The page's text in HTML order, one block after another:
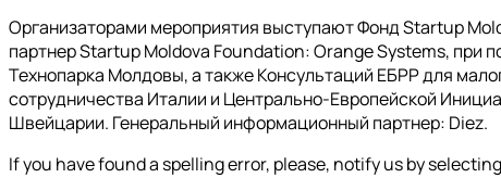
Организаторами мероприятия выступают Фонд Startup
партнер Startup Moldova Foundation: Orange Systems, при
Технопарка Молдовы, а также Консультаций ЕБРР для
сотрудничества Италии и Центрально-Европейской
Швейцарии. Генеральный информационный партнер: Diez.
If you have found a spelling error, please, notify us by